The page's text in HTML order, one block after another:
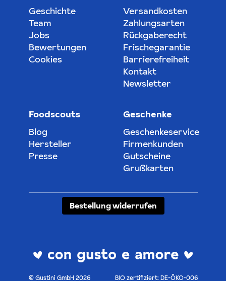
Geschichte
Team
Jobs
Bewertungen
Cookies
Versandkosten
Zahlungsarten
Rückgaberecht
Frischegarantie
Barrierefreiheit
Kontakt
Newsletter
Foodscouts
Blog
Hersteller
Presse
Geschenke
Geschenkeservice
Firmenkunden
Gutscheine
Grußkarten
Bestellung widerrufen
© Gustini GmbH 2026 BIO zertifiziert: DE-ÖKO-006